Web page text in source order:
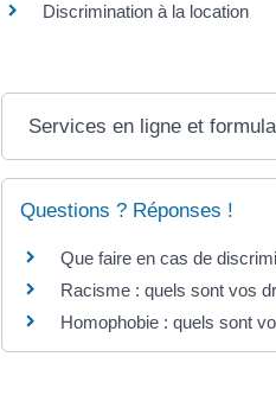
Discrimination à la location
Services en ligne et
Questions ? Réponses !
Que faire en cas de
Racisme : quels sont vos
Homophobie : quels sont